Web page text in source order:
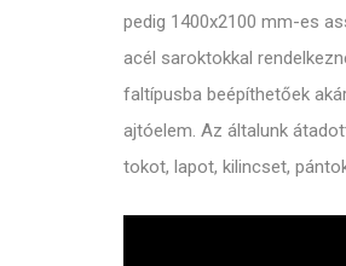
pedig 1400x2100 mm-es
acél saroktokkal
faltípusba beépíthetőek
ajtóelem. Az általunk
tokot, lapot, kilincset,